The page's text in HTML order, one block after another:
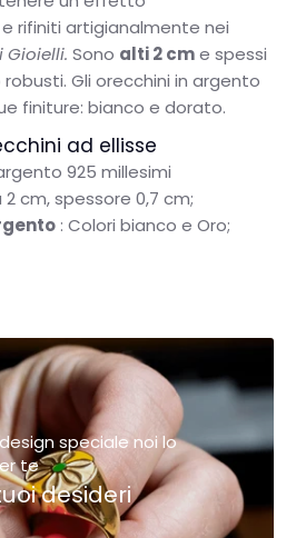
rifiniti artigianalmente nei
Gioielli. Sono alti 2 cme spessi
Gli orecchini in argento
finiture: bianco e dorato.
ad ellisse
925 millesimi
cm, spessore 0,7 cm;
: Colori bianco e Oro;
speciale noi lo
te
desideri